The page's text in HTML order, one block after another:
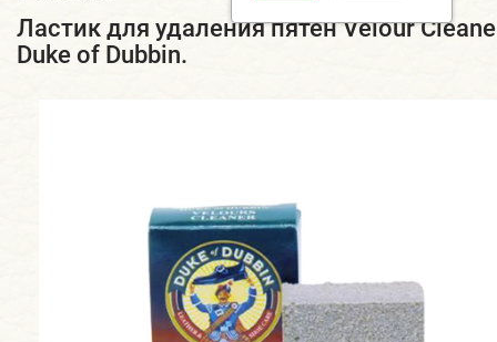
Ластик для удаления пятен Velour
Duke of Dubbin.